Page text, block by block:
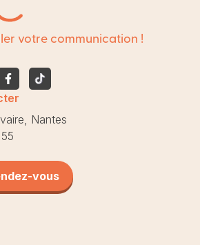
votre communication !
Nantes
vous